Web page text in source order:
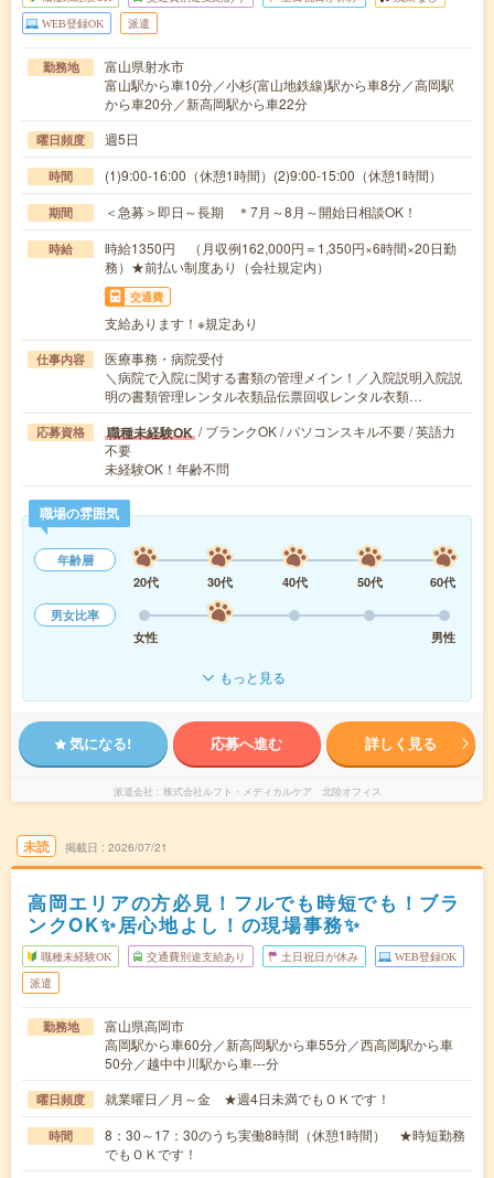
WEB登録OK 派遣
勤務地
富山県射水市
富山駅から車10分／小杉(富山地鉄線)駅から車8分／高岡駅
から車20分／新高岡駅から車22分
曜日頻度 週5日
時間 (1)9:00-16:00（休憩1時間）(2)9:00-15:00（休憩1時間）
期間 ＜急募＞即日～長期 ＊7月～8月～開始日相談OK！
時給
時給1350円 （月収例162,000円＝1,350円×6時間×20日勤
務）★前払い制度あり（会社規定内）
交通費
支給あります！※規定あり
仕事内容
医療事務・病院受付
＼病院で入院に関する書類の管理メイン！／入院説明入院説
明の書類管理レンタル衣類品伝票回収レンタル衣類…
応募資格 職種未経験OK / ブランクOK / パソコンスキル不要 / 英語力
不要
未経験OK！年齢不問
職場の雰囲気
年齢層
20代
30代 40代 50代
60代
男女比率
女性
男性
もっと見る
気になる! 応募へ進む 詳しく見る
派遣会社 株式会社ルフト・メディカルケア 北陸オフィス
未読 掲載日 2026/07/21
高岡エリアの方必見！フルでも時短でも！ブラ
ンクOK✨居心地よし！の現場事務✨
職種未経験OK 交通費別途支給あり 土日祝日が休み WEB登録OK
派遣
勤務地
富山県高岡市
高岡駅から車60分／新高岡駅から車55分／西高岡駅から車
50分／越中中川駅から車---分
曜日頻度 就業曜日／月～金 ★週4日未満でもＯＫです！
時間
8：30～17：30のうち実働8時間（休憩1時間） ★時短勤務
でもＯＫです！